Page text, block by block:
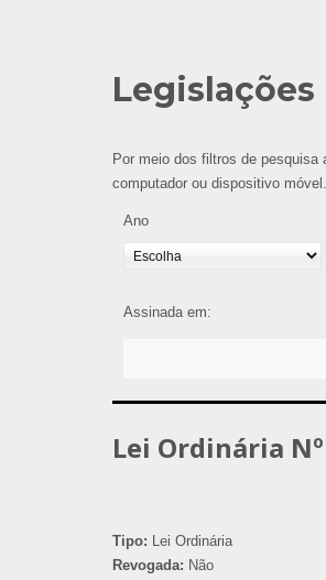
Legislações
Por meio dos filtros de
computador ou dispositivo móvel.
Ano
Assinada em:
Lei Ordinária
Tipo: Lei Ordinária
Revogada: Não